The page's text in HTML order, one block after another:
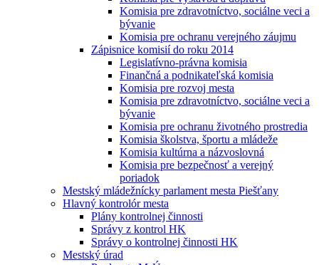
Komisia pre zdravotníctvo, sociálne veci a
bývanie
Komisia pre ochranu verejného záujmu
Zápisnice komisií do roku 2014
Legislatívno-právna komisia
Finančná a podnikateľská komisia
Komisia pre rozvoj mesta
Komisia pre zdravotníctvo, sociálne veci a
bývanie
Komisia pre ochranu životného prostredia
Komisia školstva, športu a mládeže
Komisia kultúrna a názvoslovná
Komisia pre bezpečnosť a verejný
poriadok
Mestský mládežnícky parlament mesta Piešťany
Hlavný kontrolór mesta
Plány kontrolnej činnosti
Správy z kontrol HK
Správy o kontrolnej činnosti HK
Mestský úrad